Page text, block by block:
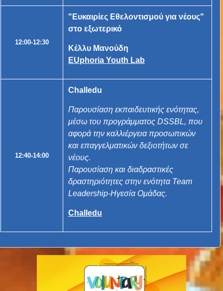
12:00-12:30
"Ευκαιρίες Εθελοντισμού για νέους"
στο εξωτερικό
Κέλλυ Μανούδη
EUphoria Youth Lab
12:40-14:00
Challedu
Παρουσίαση εκπαιδευτικής ενότητας,
μέσω του προγράμματος DSSBL, που
αφορά την καλλιέργεια προσωπικών
και επαγγελματικών δεξιοτήτων σε
νέους.
Παρουσίαση και διαδραστικές
δραστηριότητες στην ενότητα Team
Leadership-Ηγεσία Ομάδας.
Challedu